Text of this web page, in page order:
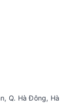
Q. Hà Đông, Hà